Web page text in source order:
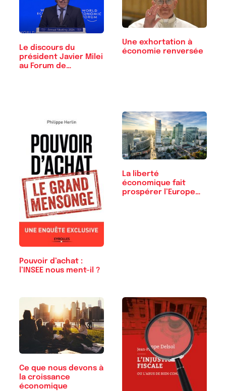
Le discours du
président Javier Milei
au Forum de…
Une exhortation à
économie renversée
Pouvoir d’achat :
l’INSEE nous ment-il ?
La liberté
économique fait
prospérer l’Europe
Ce que nous devons à
la croissance
économique